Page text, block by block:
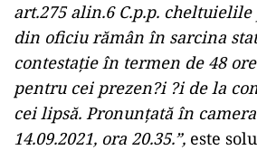
art.275 alin.6 C.p.p.
din oficiu rămân în sarcina
contestaţie în termen de 48
pentru cei prezen?i ?i de la
cei lipsă. Pronunţată în
14.09.2021, ora 20.35.”, este